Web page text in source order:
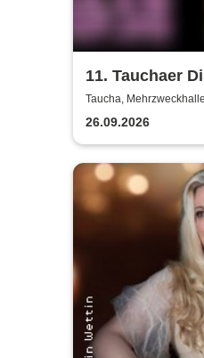
11. Tauchaer
Herbstedition
Taucha,
26.09.2026